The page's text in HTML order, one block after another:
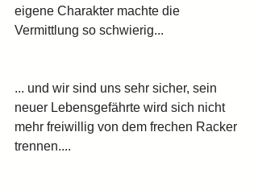
eigene Charakter machte die
Vermittlung so schwierig...
... und wir sind uns sehr sicher, sein
neuer Lebensgefährte wird sich nicht
mehr freiwillig von dem frechen Racker
trennen....